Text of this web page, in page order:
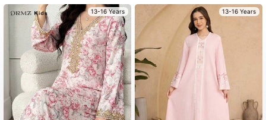
13-16 Years 13-16 Years